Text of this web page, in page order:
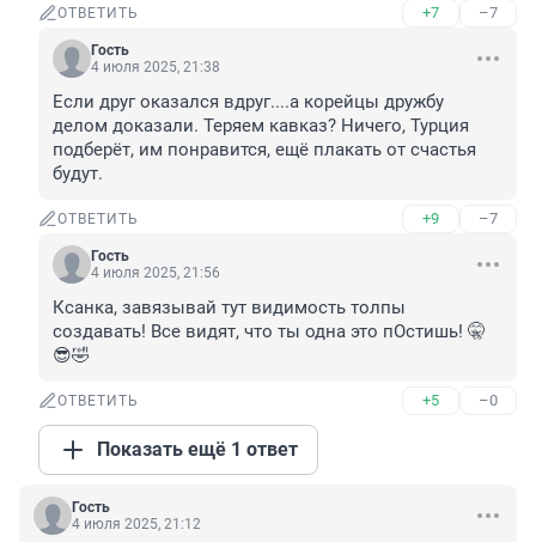
ОТВЕТИТЬ +7 –7
Гость
4 июля 2025, 21:38
Если друг оказался вдруг....а корейцы дружбу
делом доказали. Теряем кавказ? Ничего, Турция
подберёт, им понравится, ещё плакать от счастья
будут.
ОТВЕТИТЬ +9 –7
Гость
4 июля 2025, 21:56
Ксанка, завязывай тут видимость толпы
создавать! Все видят, что ты одна это пОстишь! 🤫
😎🤣
ОТВЕТИТЬ +5 –0
Показать ещё 1 ответ
Гость
4 июля 2025, 21:12